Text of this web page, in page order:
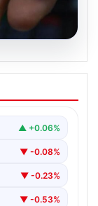
Altın
▲ +0.06%
▼ -0.08%
▼ -0.23%
▼ -0.53%